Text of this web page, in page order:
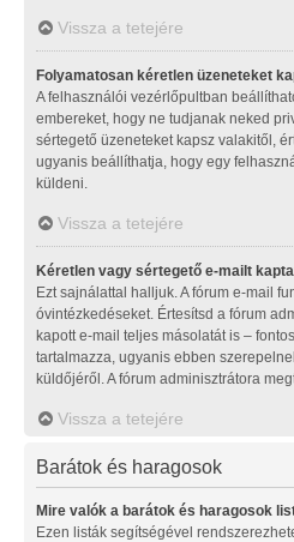
Vissza a tetejére
Folyamatosan kéretlen üzeneteket
A felhasználói vezérlőpultban
embereket, hogy ne tudjanak neked
sértegető üzeneteket kapsz valakitől,
ugyanis beállíthatja, hogy egy
küldeni.
Vissza a tetejére
Kéretlen vagy sértegető e-mailt
Ezt sajnálattal halljuk. A fórum e-mail
óvintézkedéseket. Értesítsd a fórum
kapott e-mail teljes másolatát is –
tartalmazza, ugyanis ebben
küldőjéről. A fórum adminisztrátora
Vissza a tetejére
Barátok és haragosok
Mire valók a barátok és haragosok
Ezen listák segítségével